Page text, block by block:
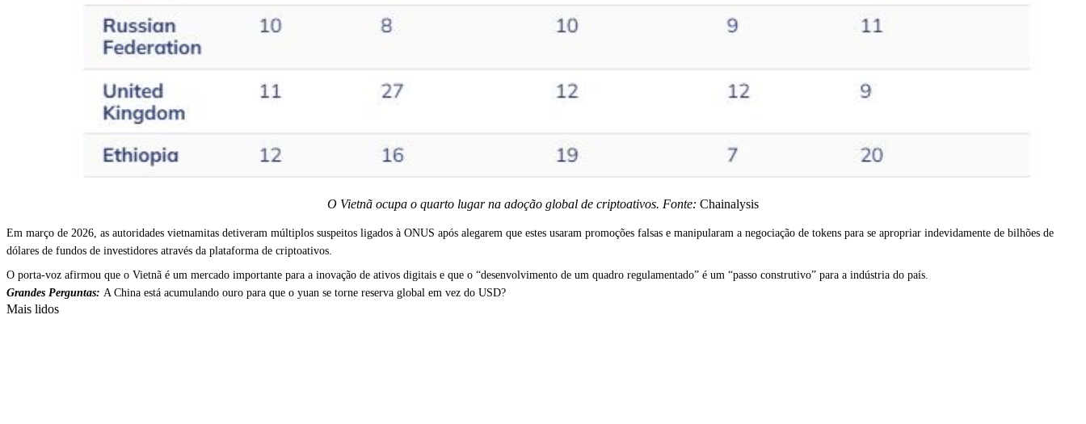
O Vietnã ocupa o quarto lugar na adoção global de criptoativos. Fonte: Chainalysis
Em março de 2026, as autoridades vietnamitas detiveram múltiplos suspeitos ligados à ONUS após alegarem que estes usaram promoções falsas e manipularam a negociação de tokens para se apropriar indevidamente de bilhões de
dólares de fundos de investidores através da plataforma de criptoativos.
O porta-voz afirmou que o Vietnã é um mercado importante para a inovação de ativos digitais e que o “desenvolvimento de um quadro regulamentado” é um “passo construtivo” para a indústria do país.
Grandes Perguntas: A China está acumulando ouro para que o yuan se torne reserva global em vez do USD?
Mais lidos